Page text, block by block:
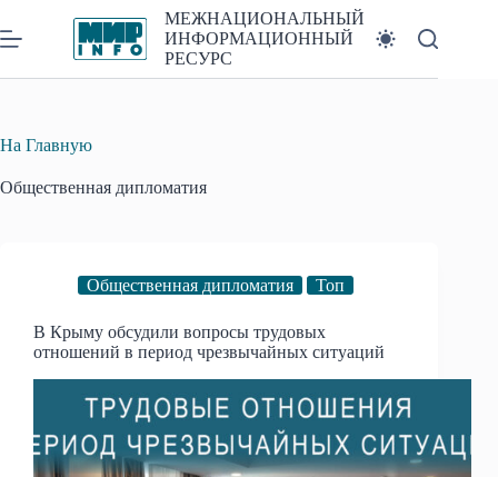
к
сути
МЕЖНАЦИОНАЛЬНЫЙ
ИНФОРМАЦИОННЫЙ
РЕСУРС
На Главную
Общественная дипломатия
Общественная дипломатия Топ
В Крыму обсудили вопросы трудовых
отношений в период чрезвычайных ситуаций